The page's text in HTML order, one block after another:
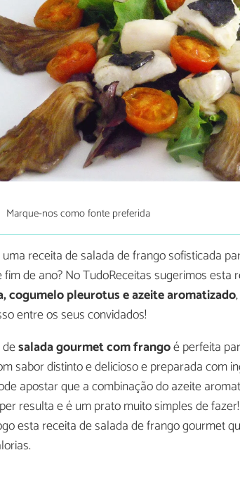
Marque-nos como fonte preferida
receita de salada de frango sofisticada
fim de ano? No TudoReceitas sugerimos esta
cogumelo pleurotus e azeite aromatizado
entre os seus convidados!
salada gourmet com frangoé perfeita
sabor distinto e delicioso e preparada com
apostar que a combinação do azeite
resulta e é um prato muito simples de
esta receita de salada de frango gourmet